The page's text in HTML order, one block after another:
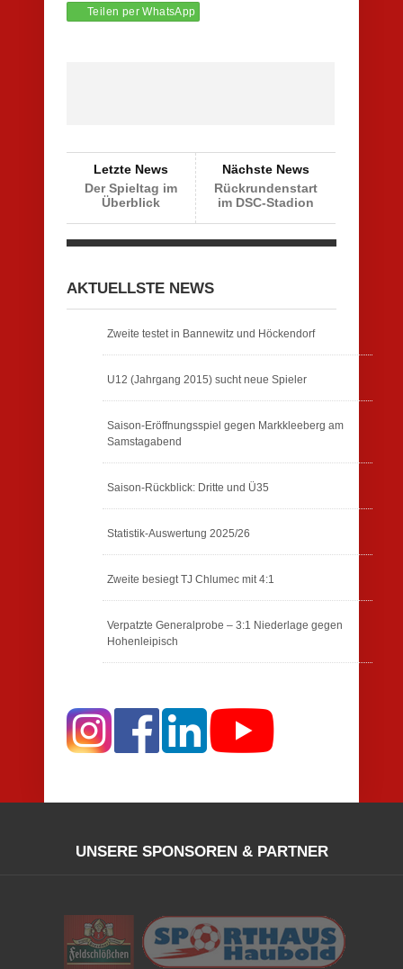
Teilen per WhatsApp
Letzte News
Der Spieltag im
Überblick
Nächste News
Rückrundenstart
im DSC-Stadion
AKTUELLSTE NEWS
Zweite testet in Bannewitz und Höckendorf
U12 (Jahrgang 2015) sucht neue Spieler
Saison-Eröffnungsspiel gegen Markkleeberg am
Samstagabend
Saison-Rückblick: Dritte und Ü35
Statistik-Auswertung 2025/26
Zweite besiegt TJ Chlumec mit 4:1
Verpatzte Generalprobe – 3:1 Niederlage gegen
Hohenleipisch
UNSERE SPONSOREN & PARTNER